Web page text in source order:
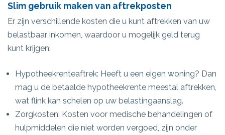
Slim gebruik maken van aftrekposten
Er zijn verschillende kosten die u kunt aftrekken van uw
belastbaar inkomen, waardoor u mogelijk geld terug
kunt krijgen:
Hypotheekrenteaftrek: Heeft u een eigen woning? Dan
mag u de betaalde hypotheekrente meestal aftrekken,
wat flink kan schelen op uw belastingaanslag.
Zorgkosten: Kosten voor medische behandelingen of
hulpmiddelen die niet worden vergoed, zijn onder